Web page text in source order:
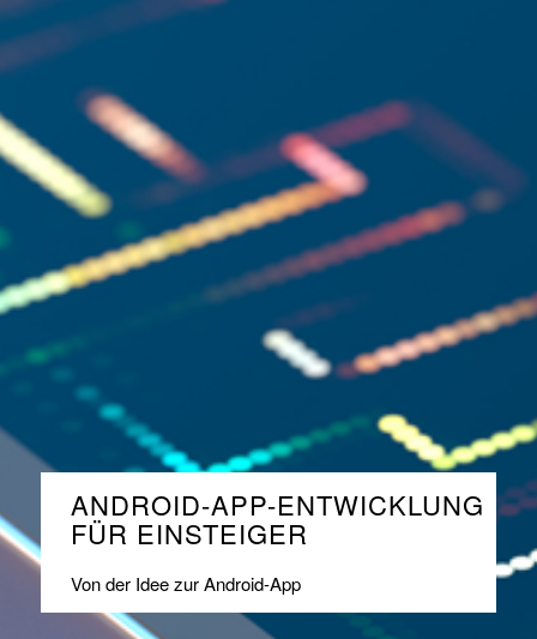
ANDROID-APP-ENTWICKLUNG
FÜR EINSTEIGER
Von der Idee zur Android-App